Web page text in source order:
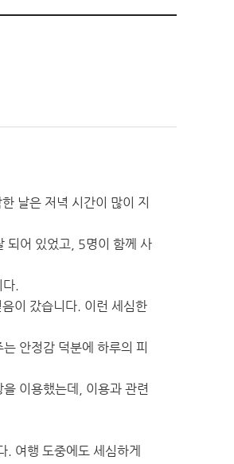
날은 저녁 시간이 많이 지
되어 있었고, 5명이 함께 사
다.
이 갔습니다. 이런 세심한
안정감 덕분에 하루의 피
이용했는데, 이용과 관련
여행 도중에도 세심하게